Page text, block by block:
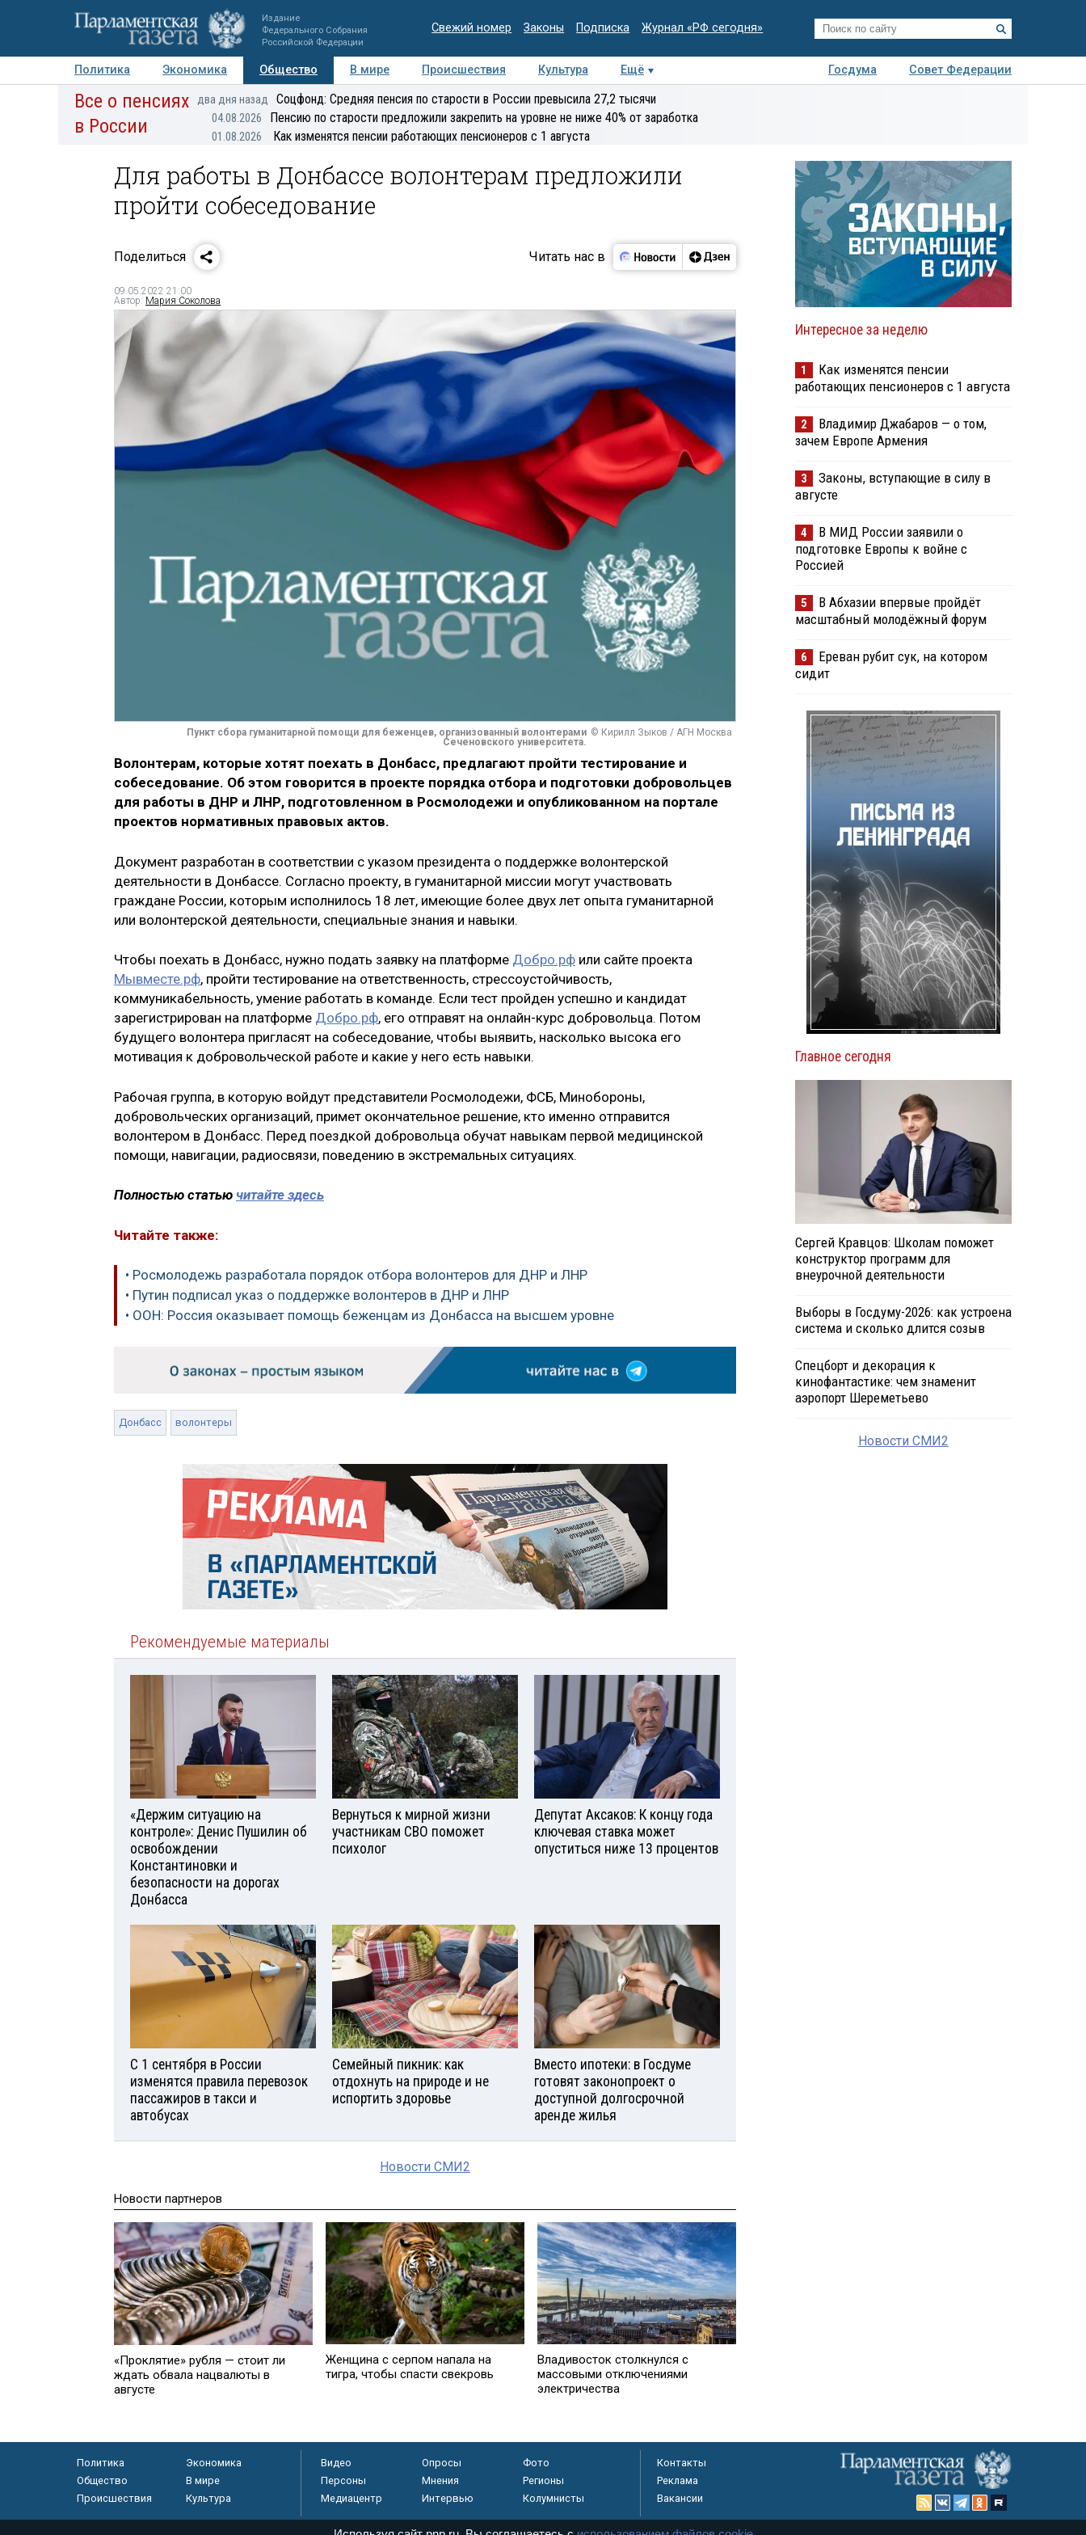
Издание
Федерального Собрания
Российской Федерации
Свежий номер Законы Подписка Журнал «РФ сегодня»
Политика Экономика Общество В мире Происшествия Культура Ещё Госдума
Совет Федерации
Авторы Персоны Мнения Регионы Медиацентр Интервью Колумнисты
Все о пенсиях
в России
два дня назад Соцфонд: Средняя пенсия по старости в России превысила 27,2 тысячи
04.08.2026 Пенсию по старости предложили закрепить на уровне не ниже 40% от заработка
01.08.2026 Как изменятся пенсии работающих пенсионеров с 1 августа
Для работы в Донбассе волонтерам предложили
пройти собеседование ​
Поделиться Читать нас в
09.05.2022 21:00
Автор: Мария Соколова
Пункт сбора гуманитарной помощи для беженцев, организованный волонтерами
Сеченовского университета.
© Кирилл Зыков / АГН Москва
Волонтерам, которые хотят поехать в Донбасс, предлагают пройти тестирование и
собеседование. Об этом говорится в проекте порядка отбора и подготовки добровольцев
для работы в ДНР и ЛНР, подготовленном в Росмолодежи и опубликованном на портале
проектов нормативных правовых актов.
Документ разработан в соответствии с указом президента о поддержке волонтерской
деятельности в Донбассе. Согласно проекту, в гуманитарной миссии могут участвовать
граждане России, которым исполнилось 18 лет, имеющие более двух лет опыта гуманитарной
или волонтерской деятельности, специальные знания и навыки.
Чтобы поехать в Донбасс, нужно подать заявку на платформе Добро.рф или сайте проекта
Мывместе.рф, пройти тестирование на ответственность, стрессоустойчивость,
коммуникабельность, умение работать в команде. Если тест пройден успешно и кандидат
зарегистрирован на платформе Добро.рф, его отправят на онлайн-курс добровольца. Потом
будущего волонтера пригласят на собеседование, чтобы выявить, насколько высока его
мотивация к добровольческой работе и какие у него есть навыки.​
Рабочая группа, в которую войдут представители Росмолодежи, ФСБ, Минобороны,
добровольческих организаций, примет окончательное решение, кто именно отправится
волонтером в Донбасс. Перед поездкой добровольца обучат навыкам первой медицинской
помощи, навигации, радиосвязи, поведению в экстремальных ситуациях.​
Полностью статью читайте здесь
Читайте также:
• Росмолодежь разработала порядок отбора волонтеров для ДНР и ЛНР
• Путин подписал указ о поддержке волонтеров в ДНР и ЛНР
• ООН: Россия оказывает помощь беженцам из Донбасса на высшем уровне
Донбасс волонтеры
Рекомендуемые материалы
«Держим ситуацию на
контроле»: Денис Пушилин об
освобождении
Константиновки и
безопасности на дорогах
Донбасса
Вернуться к мирной жизни
участникам СВО поможет
психолог
Депутат Аксаков: К концу года
ключевая ставка может
опуститься ниже 13 процентов
С 1 сентября в России
изменятся правила перевозок
пассажиров в такси и
автобусах
Семейный пикник: как
отдохнуть на природе и не
испортить здоровье
Вместо ипотеки: в Госдуме
готовят законопроект о
доступной долгосрочной
аренде жилья
Новости СМИ2
Новости партнеров
«Проклятие» рубля — стоит ли
ждать обвала нацвалюты в
августе
Женщина с серпом напала на
тигра, чтобы спасти свекровь
Владивосток столкнулся с
массовыми отключениями
электричества
Интересное за неделю
1
Как изменятся пенсии
работающих пенсионеров с 1 августа
2
Владимир Джабаров — о том,
зачем Европе Армения
3
Законы, вступающие в силу в
августе
4
В МИД России заявили о
подготовке Европы к войне с
Россией
5
В Абхазии впервые пройдёт
масштабный молодёжный форум
6
Ереван рубит сук, на котором
сидит
Главное сегодня
Сергей Кравцов: Школам поможет
конструктор программ для
внеурочной деятельности
Выборы в Госдуму-2026: как устроена
система и сколько длится созыв
Спецборт и декорация к
кинофантастике: чем знаменит
аэропорт Шереметьево
Новости СМИ2
Политика
Экономика
Общество
В мире
Происшествия
Культура
Видео Опросы
Фото
Персоны
Мнения
Регионы
Медиацентр
Интервью Колумнисты
Контакты
Реклама
Вакансии